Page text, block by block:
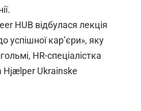
HUB відбулася лекція
успішної кар’єри», яку
HR-спеціалістка
Hjælper Ukrainske